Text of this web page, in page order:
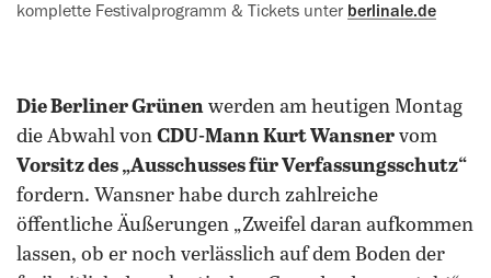
komplette Festivalprogramm & Tickets unter berlinale.de
Die Berliner Grünen werden am heutigen Montag
die Abwahl von CDU-Mann Kurt Wansner vom
Vorsitz des „Ausschusses für Verfassungsschutz“
fordern. Wansner habe durch zahlreiche
öffentliche Äußerungen „Zweifel daran aufkommen
lassen, ob er noch verlässlich auf dem Boden der